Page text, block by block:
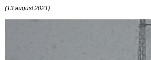
(13 august 2021)